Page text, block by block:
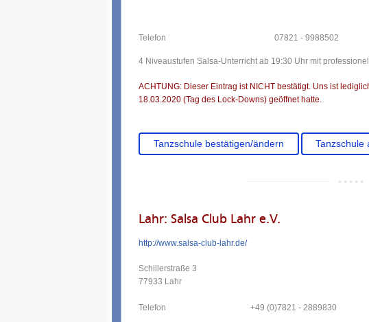
Telefon 07821 - 9988502
4 Niveaustufen Salsa-Unterricht ab 19:30 Uhr mit
ACHTUNG: Dieser Eintrag ist NICHT bestätigt. Uns ist
18.03.2020 (Tag des Lock-Downs) geöffnet hatte.
Tanzschule bestätigen/ändern Tanzschule
Lahr: Salsa Club Lahr e.V.
http://www.salsa-club-lahr.de/
Schillerstraße 3
77933 Lahr
Telefon +49 (0)7821 - 2889830